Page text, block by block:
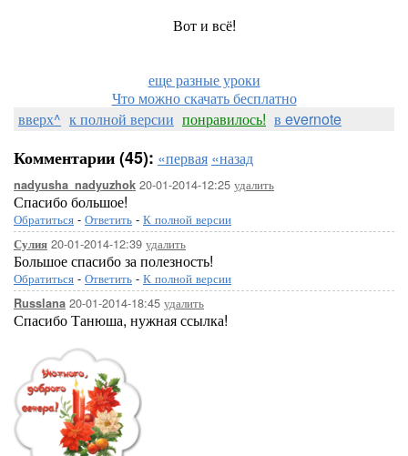
Вот и всё!
еще разные уроки
Что можно скачать бесплатно
вверх^ к полной версии понравилось! в evernote
Комментарии (45): «первая «назад
nadyusha_nadyuzhok 20-01-2014-12:25 удалить
Спасибо большое!
Обратиться - Ответить - К полной версии
Сулия 20-01-2014-12:39 удалить
Большое спасибо за полезность!
Обратиться - Ответить - К полной версии
Russlana 20-01-2014-18:45 удалить
Спасибо Танюша, нужная ссылка!